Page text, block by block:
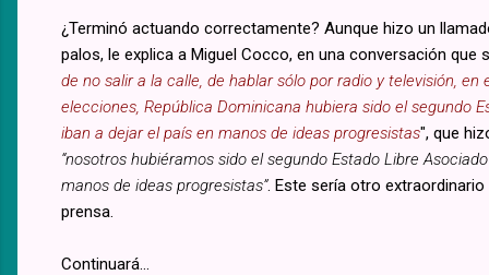
¿Terminó actuando correctamente? Aunque hizo un
palos, le explica a Miguel Cocco, en una conversación
de no salir a la calle, de hablar sólo por radio y televisión,
elecciones, República Dominicana hubiera sido el segundo
iban a dejar el país en manos de ideas progresistas", que
“nosotros hubiéramos sido el segundo Estado Libre
manos de ideas progresistas”. Este sería otro
prensa.
Continuará...